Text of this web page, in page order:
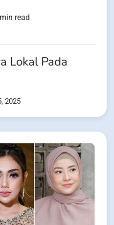
read
Lokal Pada
2025